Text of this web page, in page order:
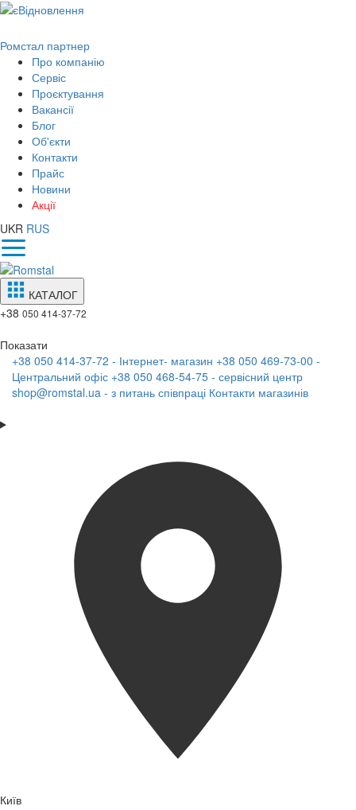
Ромстал партнер
Про компанію
Сервіс
Проєктування
Вакансії
Блог
Об'єкти
Контакти
Прайс
Новини
Акції
UKR RUS
КАТАЛОГ
+38 050 414-37-72
Показати
+38 050 414-37-72 - Інтернет- магазин +38 050 469-73-00 -
Центральний офіс +38 050 468-54-75 - сервісний центр
shop@romstal.ua - з питань співпраці Контакти магазинів
Київ